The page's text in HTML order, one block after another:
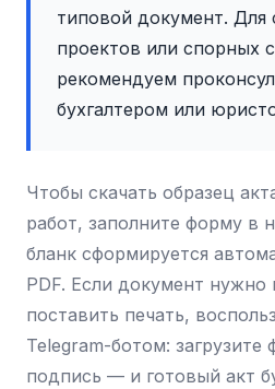
типовой документ. Для
проектов или спорных
рекомендуем
бухгалтером или
Чтобы скачать образец
работ, заполните форму в
бланк сформируется
PDF. Если документ нужно
поставить печать,
Telegram-ботом: загрузите
подпись — и готовый акт